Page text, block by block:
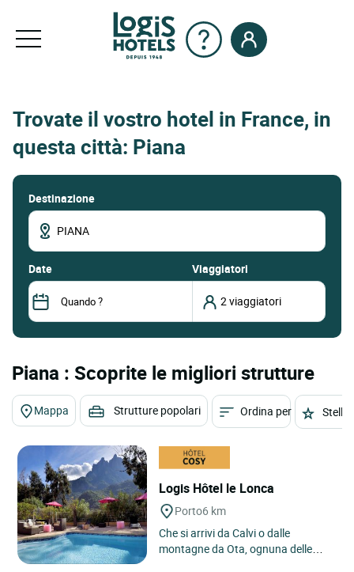
Trovate il vostro hotel in France, in
questa città: Piana
Destinazione
date Viaggiatori
Piana : Scoprite le migliori strutture
Mappa Strutture popolari Ordina per Stelle
Logis Hôtel le Lonca
Porto6 km
Che si arrivi da Calvi o dalle
montagne da Ota, ognuna delle